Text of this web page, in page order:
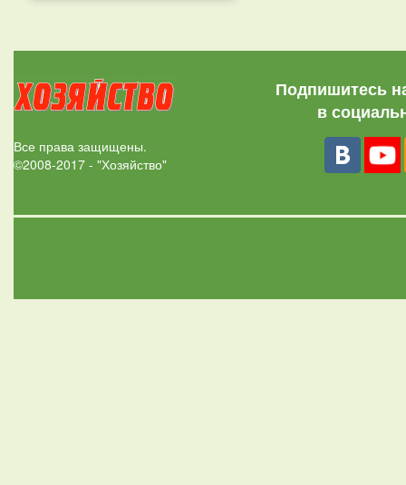
Все права защищены.
©2008-2017 - "Хозяйство"
Подпишитесь
в